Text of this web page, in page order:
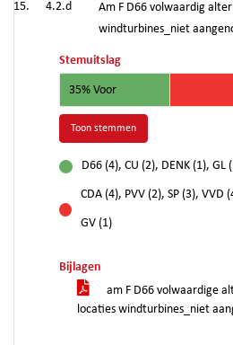
4.2.d
Am F D66 volwaardig
windturbines_niet
Stemuitslag
35% Voor
Toon stemmen
D66 (4), CU (2), DENK (1), GL
tegen
CDA (4), PVV (2), SP (3), VVD
GV (1)
Bijlagen
am F D66 volwaardige
locaties windturbines_niet